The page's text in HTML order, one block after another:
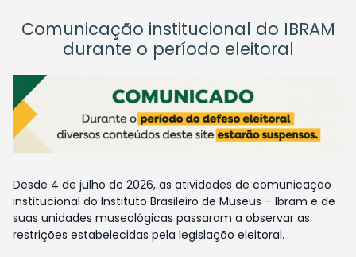
Comunicação institucional do IBRAM
durante o período eleitoral
Desde 4 de julho de 2026, as atividades de comunicação
institucional do Instituto Brasileiro de Museus – Ibram e de
suas unidades museológicas passaram a observar as
restrições estabelecidas pela legislação eleitoral.